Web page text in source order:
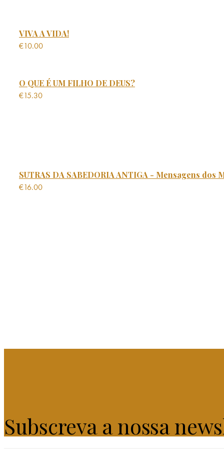
VIVA A VIDA!
€10.00
O QUE É UM FILHO DE DEUS?
€15.30
SUTRAS DA SABEDORIA ANTIGA - Mensagens dos
€16.00
Subscreva a nossa